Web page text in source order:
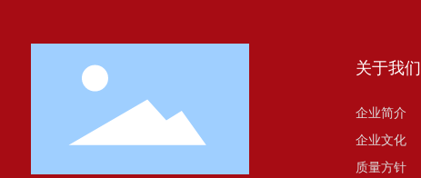
关于我们
企业简介
企业文化
质量方针